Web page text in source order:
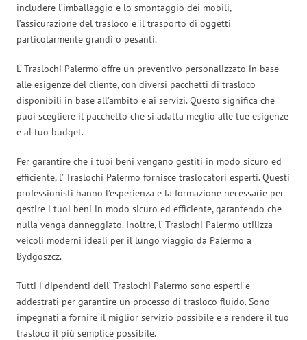
includere l’imballaggio e lo smontaggio dei mobili,
l’assicurazione del trasloco e il trasporto di oggetti
particolarmente grandi o pesanti.
L’ Traslochi Palermo offre un preventivo personalizzato in base
alle esigenze del cliente, con diversi pacchetti di trasloco
disponibili in base all’ambito e ai servizi. Questo significa che
puoi scegliere il pacchetto che si adatta meglio alle tue esigenze
e al tuo budget.
Per garantire che i tuoi beni vengano gestiti in modo sicuro ed
efficiente, l’ Traslochi Palermo fornisce traslocatori esperti. Questi
professionisti hanno l’esperienza e la formazione necessarie per
gestire i tuoi beni in modo sicuro ed efficiente, garantendo che
nulla venga danneggiato. Inoltre, l’ Traslochi Palermo utilizza
veicoli moderni ideali per il lungo viaggio da Palermo a
Bydgoszcz.
Tutti i dipendenti dell’ Traslochi Palermo sono esperti e
addestrati per garantire un processo di trasloco fluido. Sono
impegnati a fornire il miglior servizio possibile e a rendere il tuo
trasloco il più semplice possibile.